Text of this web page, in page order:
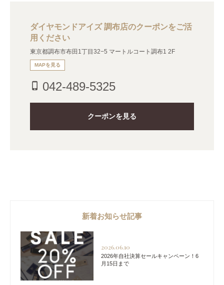
ダイヤモンドアイズ 調布店のクーポンをご活
用ください
東京都調布市布田1丁目32−5 マートルコート調布1 2F
MAPを見る
phone_iphone 042-489-5325
クーポンを見る
新着お知らせ記事
2026.06.10
2026年自社決算セールキャンペーン！6
月15日まで